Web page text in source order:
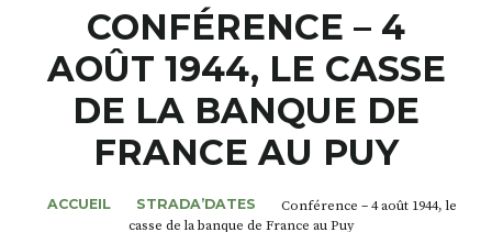
MAGAZINES
NOS THÈMES
STRADA’DATES
ALTER STRADA
CONFÉRENCE – 4
AOÛT 1944, LE CASSE
DE LA BANQUE DE
FRANCE AU PUY
ACCUEIL STRADA’DATES
Conférence – 4 août 1944, le
casse de la banque de France au Puy